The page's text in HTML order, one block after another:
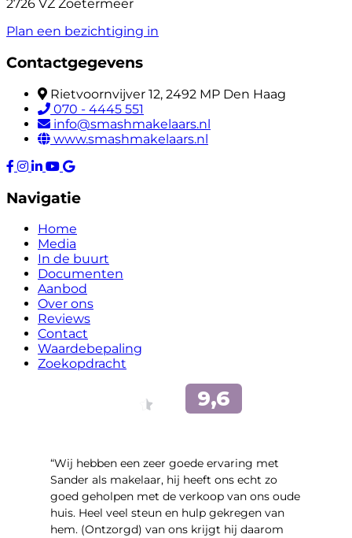
2726 VZ Zoetermeer
Plan een bezichtiging in
Contactgegevens
Rietvoornvijver 12, 2492 MP Den Haag
070 - 4445 551
info@smashmakelaars.nl
www.smashmakelaars.nl
Navigatie
Home
Media
In de buurt
Documenten
Aanbod
Over ons
Reviews
Contact
Waardebepaling
Zoekopdracht
“Wij hebben een zeer goede ervaring met
Sander als makelaar, hij heeft ons echt zo
goed geholpen met de verkoop van ons oude
huis. Heel veel steun en hulp gekregen van
hem. (Ontzorgd) van ons krijgt hij daarom